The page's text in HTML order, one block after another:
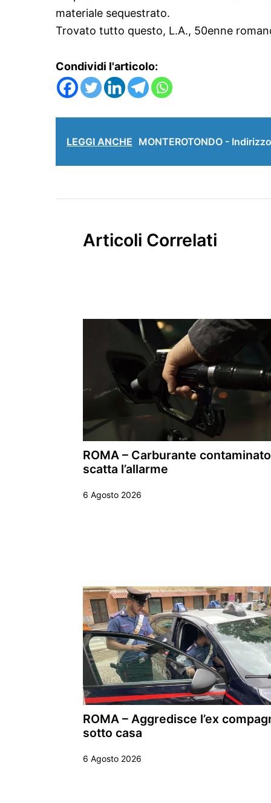
materiale sequestrato.
Trovato tutto questo, L.A., 50enne
Condividi l'articolo:
LEGGI ANCHE MONTEROTONDO -
Articoli Correlati
ROMA – Carburante
scatta l’allarme
6 Agosto 2026
ROMA – Aggredisce l’ex
sotto casa
6 Agosto 2026